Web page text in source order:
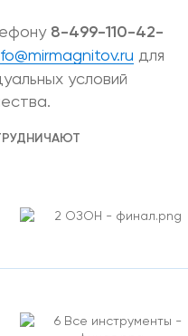
8-499-110-42-
для
условий